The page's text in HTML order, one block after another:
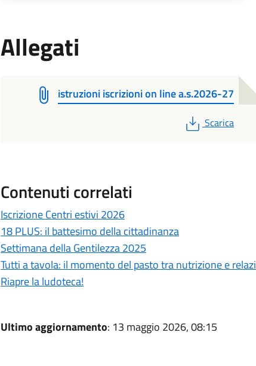
Allegati
istruzioni iscrizioni on line a.s.2026-27
PDF
Scarica
Contenuti correlati
Iscrizione Centri estivi 2026
18 PLUS: il battesimo della cittadinanza
Settimana della Gentilezza 2025
Tutti a tavola: il momento del pasto tra nutrizione e
Riapre la ludoteca!
Ultimo aggiornamento: 13 maggio 2026, 08:15